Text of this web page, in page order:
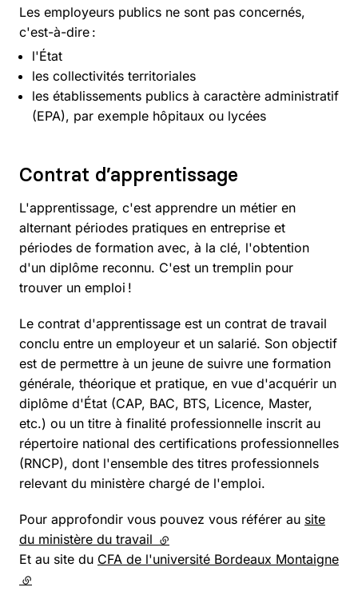
Les employeurs publics ne sont pas concernés,
c'est-à-dire :
l'État
les collectivités territoriales
les établissements publics à caractère administratif
(EPA), par exemple hôpitaux ou lycées
Contrat d’apprentissage
L'apprentissage, c'est apprendre un métier en
alternant périodes pratiques en entreprise et
périodes de formation avec, à la clé, l'obtention
d'un diplôme reconnu. C'est un tremplin pour
trouver un emploi !
Le contrat d'apprentissage est un contrat de travail
conclu entre un employeur et un salarié. Son objectif
est de permettre à un jeune de suivre une formation
générale, théorique et pratique, en vue d'acquérir un
diplôme d'État (CAP, BAC, BTS, Licence, Master,
etc.) ou un titre à finalité professionnelle inscrit au
répertoire national des certifications professionnelles
(RNCP), dont l'ensemble des titres professionnels
relevant du ministère chargé de l'emploi.
Pour approfondir vous pouvez vous référer au site
du ministère du travail (lien externe)
Et au site du CFA de l'université Bordeaux Montaigne
(lien externe)